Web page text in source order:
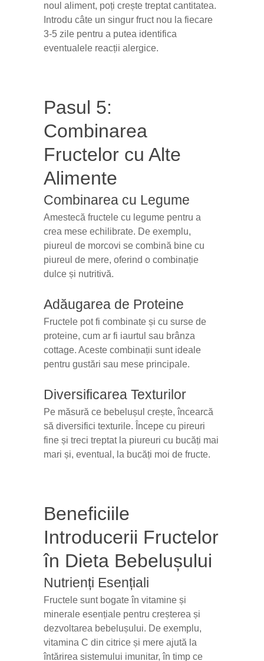
noul aliment, poți crește treptat cantitatea.
Introdu câte un singur fruct nou la fiecare
3-5 zile pentru a putea identifica
eventualele reacții alergice.
Pasul 5:
Combinarea
Fructelor cu Alte
Alimente
Combinarea cu Legume
Amestecă fructele cu legume pentru a
crea mese echilibrate. De exemplu,
piureul de morcovi se combină bine cu
piureul de mere, oferind o combinație
dulce și nutritivă.
Adăugarea de Proteine
Fructele pot fi combinate și cu surse de
proteine, cum ar fi iaurtul sau brânza
cottage. Aceste combinații sunt ideale
pentru gustări sau mese principale.
Diversificarea Texturilor
Pe măsură ce bebelușul crește, încearcă
să diversifici texturile. Începe cu pireuri
fine și treci treptat la piureuri cu bucăți mai
mari și, eventual, la bucăți moi de fructe.
Beneficiile
Introducerii Fructelor
în Dieta Bebelușului
Nutrienți Esențiali
Fructele sunt bogate în vitamine și
minerale esențiale pentru creșterea și
dezvoltarea bebelușului. De exemplu,
vitamina C din citrice și mere ajută la
întărirea sistemului imunitar, în timp ce